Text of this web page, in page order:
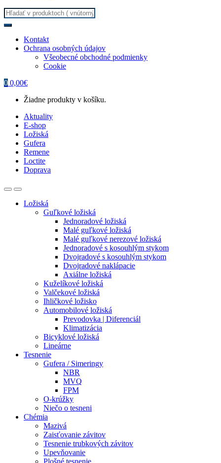
Search
for:
Kontakt
Ochrana osobných údajov
Všeobecné obchodné podmienky
Cookie
0 0,00€
Žiadne produkty v košíku.
Aktuality
E-shop
Ložiská
Gufera
Remene
Loctite
Doprava
Ložiská
Guľkové ložiská
Jednoradové ložiská
Malé guľkové ložiská
Malé guľkové nerezové ložiská
Jednoradové s kosouhlým stykom
Dvojradové s kosouhlým stykom
Dvojradové naklápacie
Axiálne ložiská
Kuželíkové ložiská
Valčekové ložiská
Ihličkové ložisko
Automobilové ložiská
Prevodovka | Diferenciál
Klimatizácia
Bicyklové ložiská
Lineárne
Tesnenie
Gufera / Simeringy
NBR
MVQ
FPM
O-krúžky
Niečo o tesneni
Chémia
Mazivá
Zaisťovanie závitov
Tesnenie trubkových závitov
Upevňovanie
Plošné tesnenie